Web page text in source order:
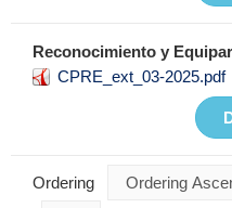
Reconocimiento y
CPRE_ext_03-2025.pdf
Ordering